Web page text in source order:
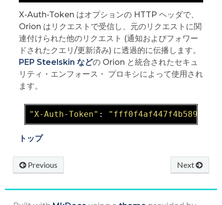
X-Auth-Token はオプションの HTTP ヘッダで、
Orion はリクエストで受信し、元のリクエストに関
連付けられた他のリクエスト (通知およびフォワー
ドされたクエリ/更新済み) に透過的に伝播します。
PEP Steelskin などの Orion と統合されたセキュ
リティ・エンフォース・ プロキシによって使用され
ます。
"X-Auth-Token" :
トップ
Next
Previous